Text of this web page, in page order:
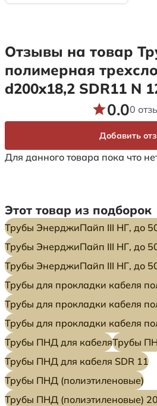
Отзывы на товар
полимерная
d200x18,2 SDR11 N
Для данного товара пока что
0.00
Добавить
Этот товар из подборок
Трубы ЭнерджиПайп III НГ, до
Трубы ЭнерджиПайп III НГ, до
Трубы ЭнерджиПайп III НГ, до
Трубы для прокладки кабеля
Трубы для прокладки кабеля
Трубы для прокладки кабеля
Трубы ПНД для кабеляТрубы
Трубы ПНД для кабеля SDR 11
Трубы ПНД (полиэтиленовые)
Трубы ПНД (полиэтиленовые)